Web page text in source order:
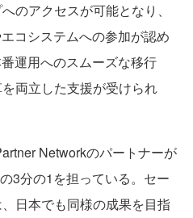
のアクセスが可能となり、
コシステムへの参加が認め
運用へのスムーズな移行
両立した支援が受けられ
Networkのパートナーが
3分の1を担っている。セー
日本でも同様の成果を目指